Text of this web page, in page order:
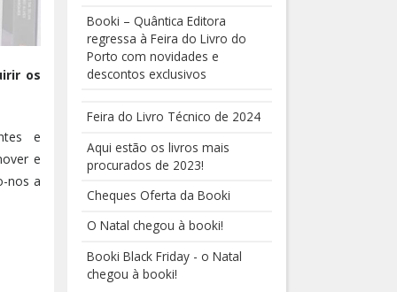
os
e
e
nos a
Booki – Quântica Editora
regressa à Feira do Livro do
Porto com novidades e
descontos exclusivos
Feira do Livro Técnico de 2024
Aqui estão os livros mais
procurados de 2023!
Cheques Oferta da Booki
O Natal chegou à booki!
Booki Black Friday - o Natal
chegou à booki!